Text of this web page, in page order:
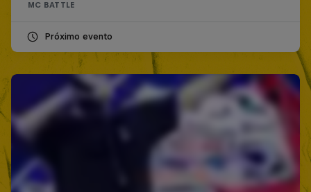
MC BATTLE
Próximo evento